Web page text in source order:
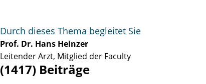
Durch dieses Thema begleitet Sie
Prof. Dr. Hans Heinzer
Leitender Arzt, Mitglied der Faculty
(1417) Beiträge